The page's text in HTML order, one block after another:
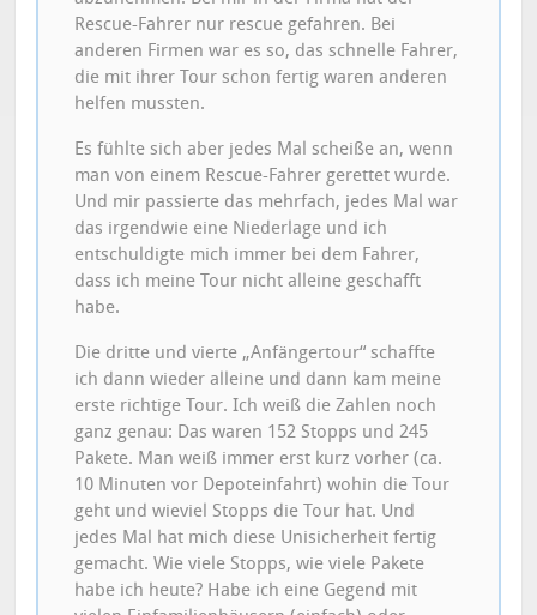
Rescue-Fahrer nur rescue gefahren. Bei
anderen Firmen war es so, das schnelle Fahrer,
die mit ihrer Tour schon fertig waren anderen
helfen mussten.
Es fühlte sich aber jedes Mal scheiße an, wenn
man von einem Rescue-Fahrer gerettet wurde.
Und mir passierte das mehrfach, jedes Mal war
das irgendwie eine Niederlage und ich
entschuldigte mich immer bei dem Fahrer,
dass ich meine Tour nicht alleine geschafft
habe.
Die dritte und vierte „Anfängertour“ schaffte
ich dann wieder alleine und dann kam meine
erste richtige Tour. Ich weiß die Zahlen noch
ganz genau: Das waren 152 Stopps und 245
Pakete. Man weiß immer erst kurz vorher (ca.
10 Minuten vor Depoteinfahrt) wohin die Tour
geht und wieviel Stopps die Tour hat. Und
jedes Mal hat mich diese Unisicherheit fertig
gemacht. Wie viele Stopps, wie viele Pakete
habe ich heute? Habe ich eine Gegend mit